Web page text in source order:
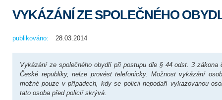
VYKÁZÁNÍ ZE SPOLEČNÉHO
publikováno: 28.03.2014
Vykázání ze společného obydlí při postupu dle § 44 odst. 3 zákona
České republiky, nelze provést telefonicky. Možnost vykázání
možné pouze v případech, kdy se policii nepodaří vykazovanou
tato osoba před policií skrývá.